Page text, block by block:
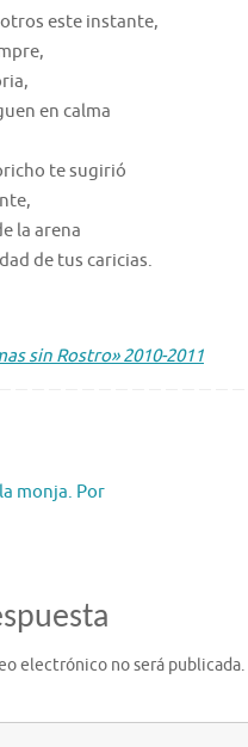
este instante,
en calma
te sugirió
la arena
de tus caricias.
sin Rostro» 2010-2011
monja. Por
electrónico no será publicada.